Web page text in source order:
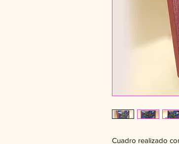
Cuadro realizado